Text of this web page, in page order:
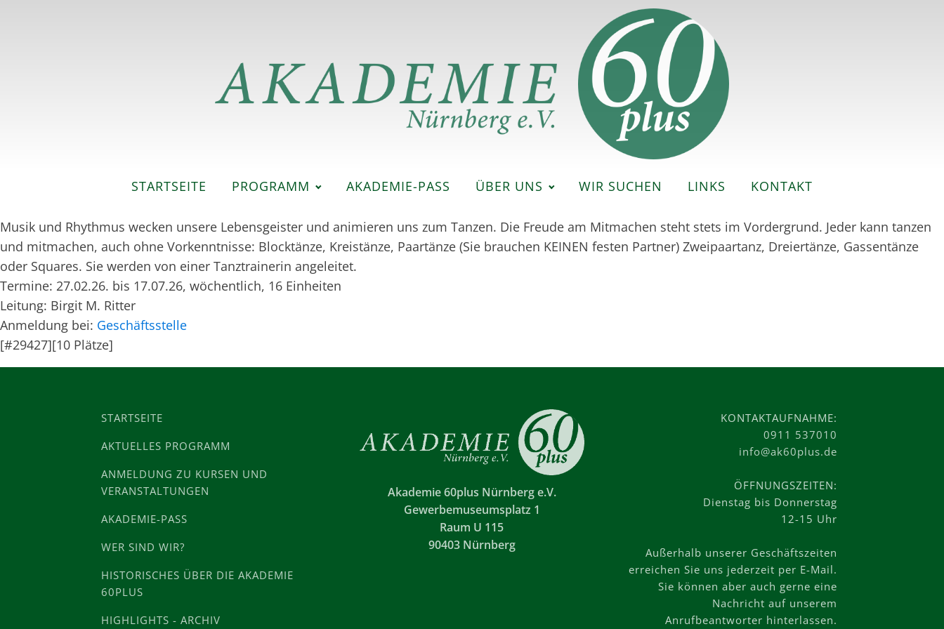
STARTSEITE PROGRAMM AKADEMIE-PASS ÜBER UNS WIR SUCHEN LINKS KONTAKT
Musik und Rhythmus wecken unsere Lebensgeister und animieren uns zum Tanzen. Die Freude am Mitmachen steht stets im Vordergrund. Jeder kann tanzen
und mitmachen, auch ohne Vorkenntnisse: Blocktänze, Kreistänze, Paartänze (Sie brauchen KEINEN festen Partner) Zweipaartanz, Dreiertänze, Gassentänze
oder Squares. Sie werden von einer Tanztrainerin angeleitet.
Termine: 27.02.26. bis 17.07.26, wöchentlich, 16 Einheiten
Leitung: Birgit M. Ritter
Anmeldung bei: Geschäftsstelle
[#29427][10 Plätze]
STARTSEITE
AKTUELLES PROGRAMM
ANMELDUNG ZU KURSEN UND
VERANSTALTUNGEN
AKADEMIE-PASS
WER SIND WIR?
HISTORISCHES ÜBER DIE AKADEMIE
60PLUS
HIGHLIGHTS - ARCHIV
Akademie 60plus Nürnberg e.V.
Gewerbemuseumsplatz 1
Raum U 115
90403 Nürnberg
KONTAKTAUFNAHME:
0911 537010
info@ak60plus.de
ÖFFNUNGSZEITEN:
Dienstag bis Donnerstag
12-15 Uhr
Außerhalb unserer Geschäftszeiten
erreichen Sie uns jederzeit per E-Mail.
Sie können aber auch gerne eine
Nachricht auf unserem
Anrufbeantworter hinterlassen.